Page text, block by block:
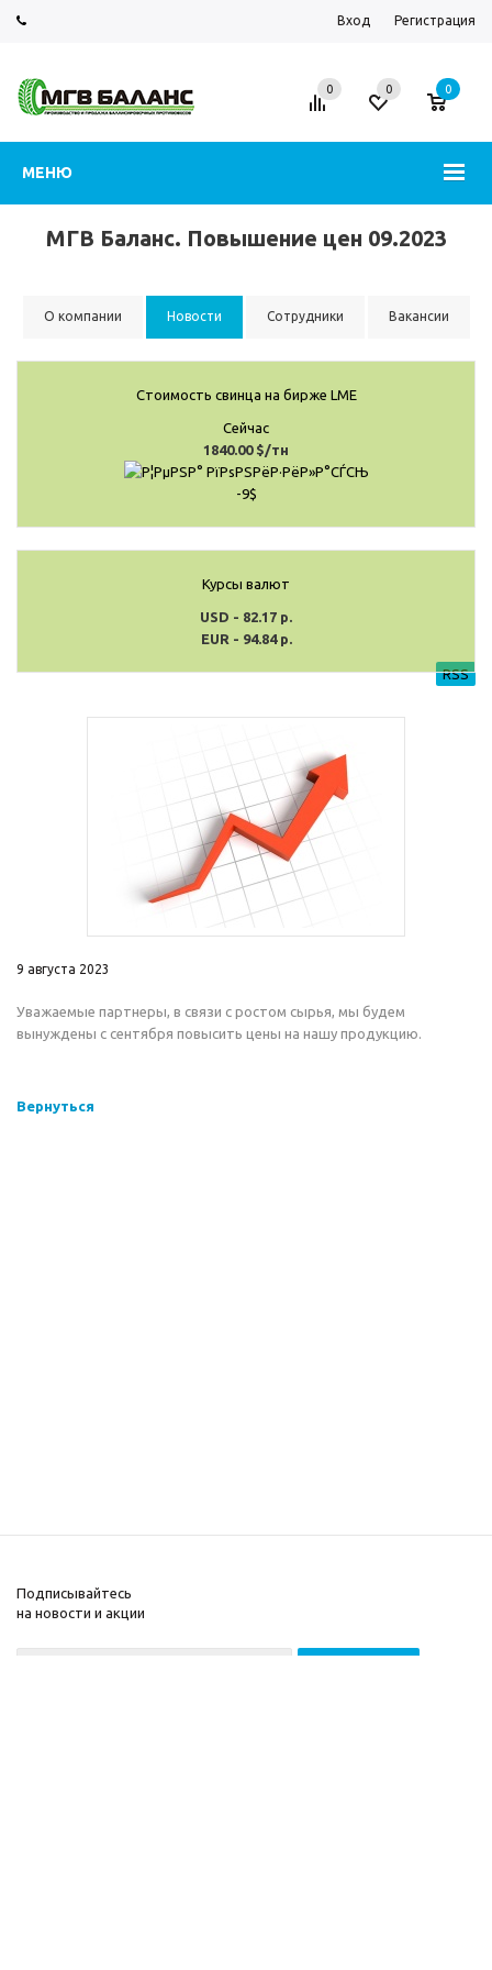
Вход Регистрация
МЕНЮ
0 0 0
МГВ Баланс. Повышение цен 09.2023
О компании Новости Сотрудники Вакансии
Стоимость свинца на бирже LME
Сейчас
1840.00 $/тн
-9$
Курсы валют
USD - 82.17 р.
EUR - 94.84 р.
RSS
9 августа 2023
Уважаемые партнеры, в связи с ростом сырья, мы будем
вынуждены с сентября повысить цены на нашу продукцию.
Вернуться
Подписывайтесь
на новости и акции